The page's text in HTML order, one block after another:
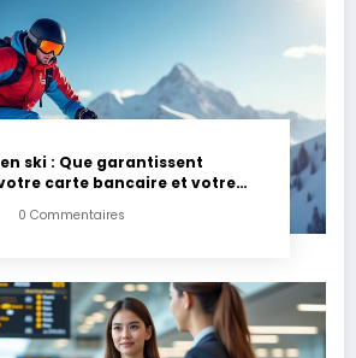
ski : Que garantissent
carte bancaire et votre
0 Commentaires